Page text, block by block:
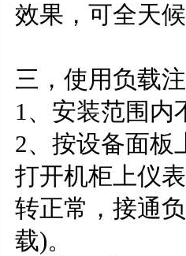
效果，可全天
三，使用负载
1、安装范围内
2、按设备面板
打开机柜上仪
转正常，接通
载)。